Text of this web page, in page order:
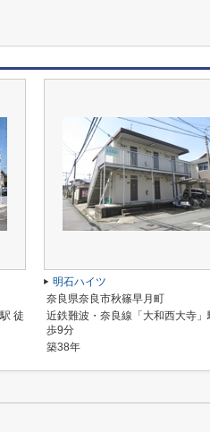
徒
明石ハイツ
奈良県奈良市秋篠早月町
近鉄難波・奈良線「大和西大寺」
歩9分
築38年